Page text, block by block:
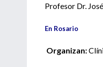
Profesor Dr.
En Rosario
Organizan: